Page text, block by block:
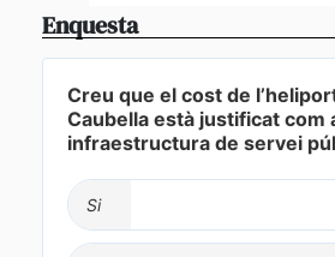
Enquesta
Creu que el cost de
Caubella està justificat com
infraestructura de servei
Si